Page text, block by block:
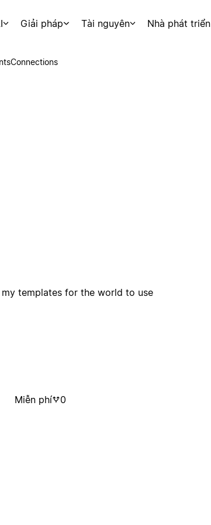
Giải pháp Tài nguyên Nhà phát triển
Connections
templates for the world to use
Miễn phí 0